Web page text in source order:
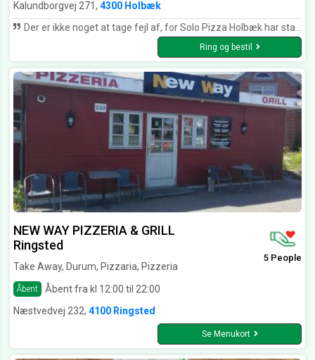
Kalundborgvej 271, 4300 Holbæk
Der er ikke noget at tage fejl af, for Solo Pizza Holbæk har stadig "den gule førertrøje", når det gælder madens kvalitet, billige priser og et fantastisk personale, der slår alle rekorder. Der bliver altid arbejdet hårdt og målrettet på at yde alt det bedste for kunderne, så man får al- tid en skøn oplevelse. Solo Pizza i Holbæk er en sikker vinder, og derfor får de 5 stjerner af os. Familien Jensen i Mårsø.
Ring og bestil
NEW WAY PIZZERIA & GRILL
Ringsted
Take Away, Durum, Pizzaria, Pizzeria
Åbent Åbent fra kl 12:00 til 22:00
5 People
Næstvedvej 232, 4100 Ringsted
Se Menukort